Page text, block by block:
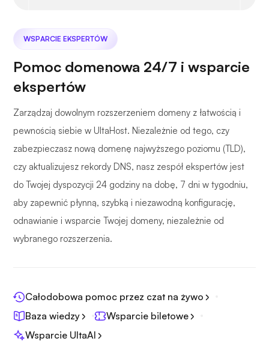
WSPARCIE EKSPERTÓW
Pomoc domenowa 24/7 i wsparcie
ekspertów
Zarządzaj dowolnym rozszerzeniem domeny z łatwością i
pewnością siebie w UltaHost. Niezależnie od tego, czy
zabezpieczasz nową domenę najwyższego poziomu (TLD),
czy aktualizujesz rekordy DNS, nasz zespół ekspertów jest
do Twojej dyspozycji 24 godziny na dobę, 7 dni w tygodniu,
aby zapewnić płynną, szybką i niezawodną konfigurację,
odnawianie i wsparcie Twojej domeny, niezależnie od
wybranego rozszerzenia.
Całodobowa pomoc przez czat na żywo
Baza wiedzy
Wsparcie biletowe
Wsparcie UltaAI